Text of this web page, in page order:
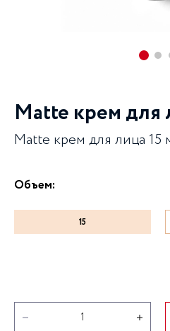
Matte крем для
Matte крем для лица 15
Объем:
15